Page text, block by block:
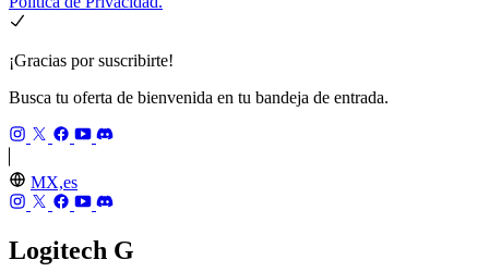
¡Gracias por suscribirte!
Busca tu oferta de bienvenida en tu bandeja de entrada.
MX,es
Logitech G